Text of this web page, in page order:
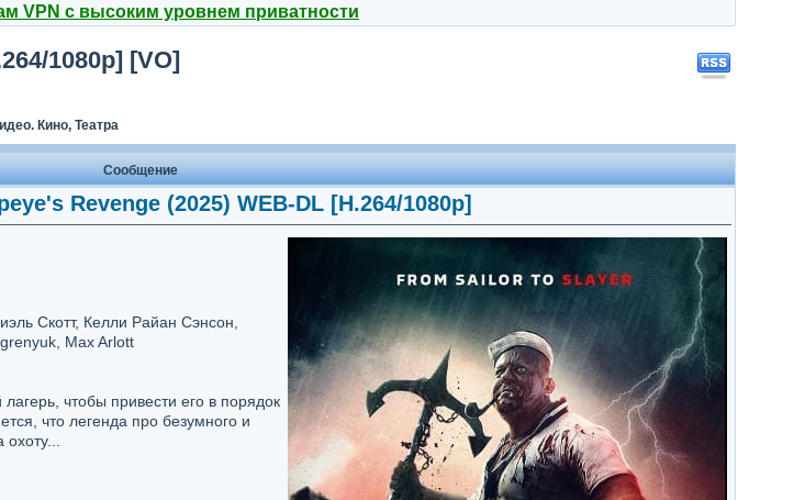
VPN с высоким уровнем приватности
1080p] [VO]
Кино, Театра
Сообщение
Revenge (2025) WEB-DL [H.264/1080p]
Скотт, Келли Райан Сэнсон,
Max Arlott
чтобы привести его в порядок
что легенда про безумного и